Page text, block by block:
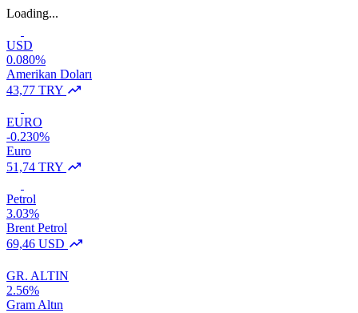
Loading...
USD
0.080%
Amerikan Doları
43,77 TRY
EURO
-0.230%
Euro
51,74 TRY
Petrol
3.03%
Brent Petrol
69,46 USD
GR. ALTIN
2.56%
Gram Altın